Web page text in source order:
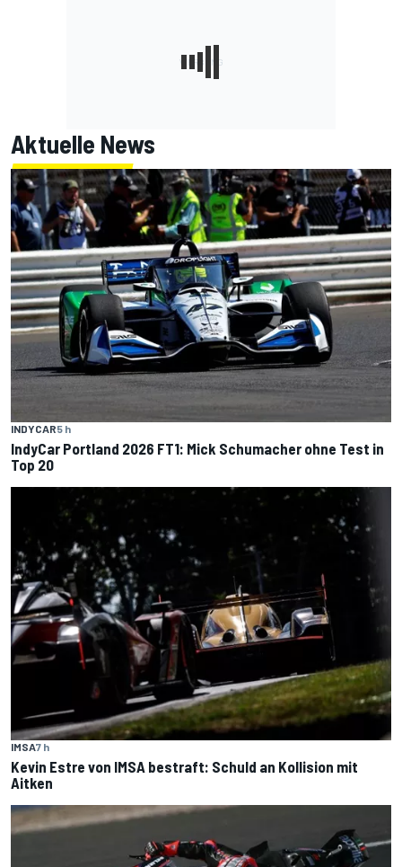
Aktuelle News
INDYCAR5 h
IndyCar Portland 2026 FT1: Mick Schumacher ohne Test in
Top 20
IMSA7 h
Kevin Estre von IMSA bestraft: Schuld an Kollision mit
Aitken